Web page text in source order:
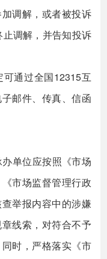
调解，或者被投诉
止调解，并告知投诉
通过全国12315互
邮件、传真、信函
单位应按照《市场
市场监督管理行政
举报内容中的涉嫌
线索，对符合不予
时，严格落实《市